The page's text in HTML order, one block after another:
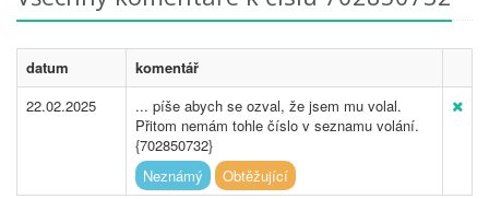
datum
komentář
22.02.2025
... píše abych se ozval, že jsem mu volal.
Přitom nemám tohle číslo v seznamu volání.
{702850732}
Neznámý
Obtěžující